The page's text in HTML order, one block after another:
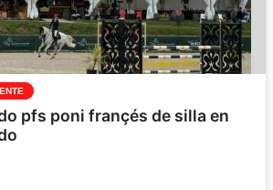
pfs poni françés de silla en